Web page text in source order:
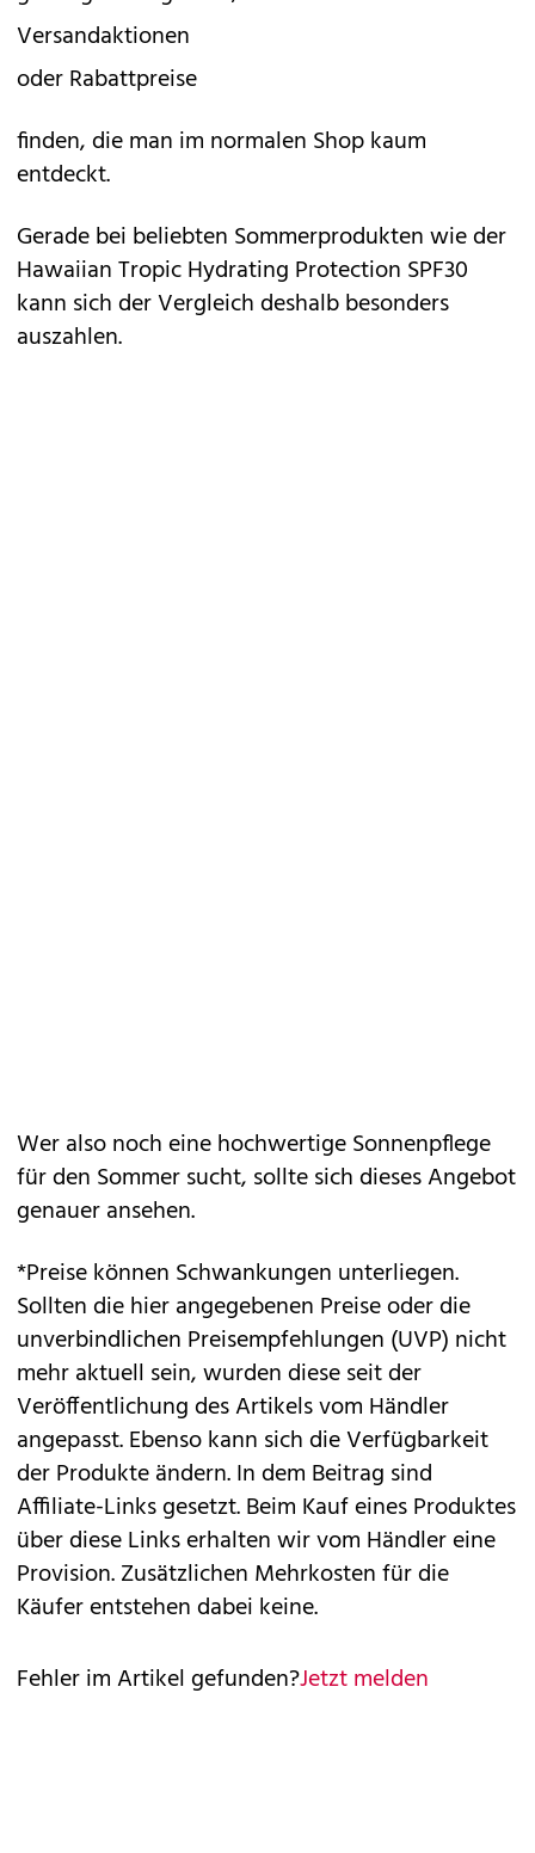
Versandaktionen
oder Rabattpreise
finden, die man im normalen Shop kaum
entdeckt.
Gerade bei beliebten Sommerprodukten wie der
Hawaiian Tropic Hydrating Protection SPF30
kann sich der Vergleich deshalb besonders
auszahlen.
Wer also noch eine hochwertige Sonnenpflege
für den Sommer sucht, sollte sich dieses Angebot
genauer ansehen.
*Preise können Schwankungen unterliegen.
Sollten die hier angegebenen Preise oder die
unverbindlichen Preisempfehlungen (UVP) nicht
mehr aktuell sein, wurden diese seit der
Veröffentlichung des Artikels vom Händler
angepasst. Ebenso kann sich die Verfügbarkeit
der Produkte ändern. In dem Beitrag sind
Affiliate-Links gesetzt. Beim Kauf eines Produktes
über diese Links erhalten wir vom Händler eine
Provision. Zusätzlichen Mehrkosten für die
Käufer entstehen dabei keine.
Fehler im Artikel gefunden?Jetzt melden